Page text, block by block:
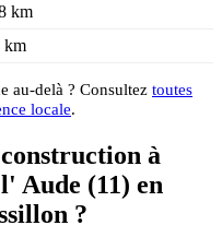
km
km
au-delà ? Consultez toutes
locale.
à
Aude (11) en
?